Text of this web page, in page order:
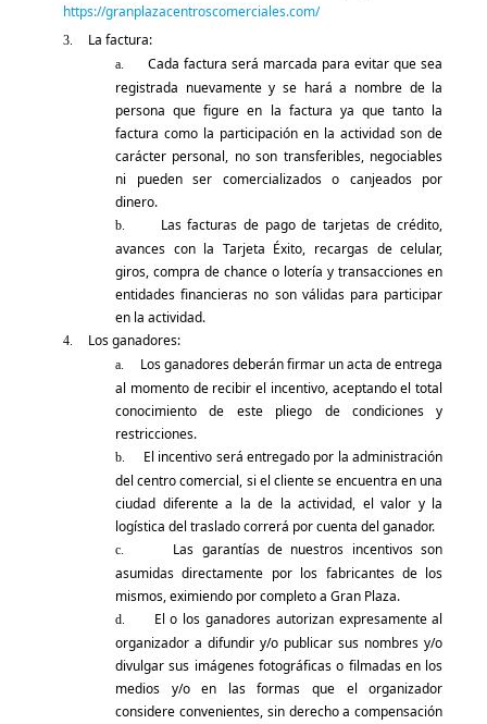
https://granplazacentroscomerciales.com/
3. La factura:
a.
Cada factura será marcada para evitar que sea
registrada nuevamente y se hará a nombre de la
persona que figure en la factura ya que tanto la
factura como la participación en la actividad son de
carácter personal, no son transferibles, negociables
ni pueden ser comercializados o canjeados por
dinero.
b.
Las facturas de pago de tarjetas de crédito,
avances con la Tarjeta Éxito, recargas de celular,
giros, compra de chance o lotería y transacciones en
entidades financieras no son válidas para participar
en la actividad.
4. Los ganadores:
a.
Los ganadores deberán firmar un acta de entrega
al momento de recibir el incentivo, aceptando el total
conocimiento de este pliego de condiciones y
restricciones.
b.
El incentivo será entregado por la administración
del centro comercial, si el cliente se encuentra en una
ciudad diferente a la de la actividad, el valor y la
logística del traslado correrá por cuenta del ganador.
c.
Las garantías de nuestros incentivos son
asumidas directamente por los fabricantes de los
mismos, eximiendo por completo a Gran Plaza.
d.
El o los ganadores autorizan expresamente al
organizador a difundir y/o publicar sus nombres y/o
divulgar sus imágenes fotográficas o filmadas en los
medios y/o en las formas que el organizador
considere convenientes, sin derecho a compensación